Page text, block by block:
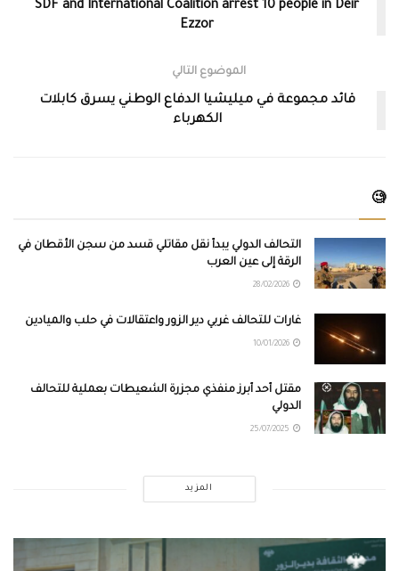
SDF and International Coalition arrest 10 people in Deir
Ezzor
الموضوع التالي
قائد مجموعة في ميليشيا الدفاع الوطني يسرق كابلات
الكهرباء
🧐
التحالف الدولي يبدأ نقل مقاتلي قسد من سجن الأقطان في
الرقة إلى عين العرب
غارات للتحالف غربي دير الزور واعتقالات في حلب والميادين
مقتل أحد أبرز منفّذي مجزرة الشعيطات بعملية للتحالف
الدولي
المزيد